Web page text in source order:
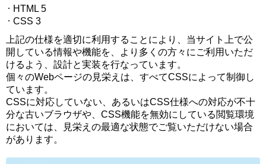
HTML 5
CSS 3
上記の仕様を適切に利用することにより、当サイト上で公
開している情報や機能を、より多くの方々にご利用いただ
けるよう、設計と実装を行なっています。
個々のWebページの見栄えは、すべてCSSによって制御し
ています。
CSSに対応していない、あるいはCSS仕様への対応が不十
分な古いブラウザや、CSS機能を無効にしている閲覧環境
においては、見栄えの最適な状態でご覧いただけない場合
があります。